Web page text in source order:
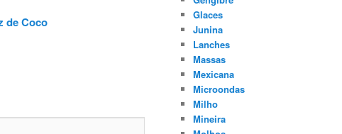
de Coco
Glaces
Junina
Lanches
Massas
Mexicana
Microondas
Milho
Mineira